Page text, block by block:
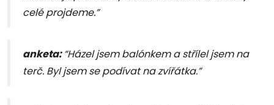
celé projdeme.”
anketa:“Házel jsem balónkem a střílel jsem na
terč. Byl jsem se podívat na zvířátka.”